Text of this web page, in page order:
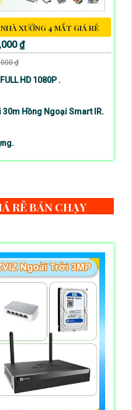
XƯỞNG 4 MẮT GIÁ RẺ
₫
₫
FULL HD 1080P .
30m Hồng Ngoại Smart IR.
RẺ BÁN CHẠY